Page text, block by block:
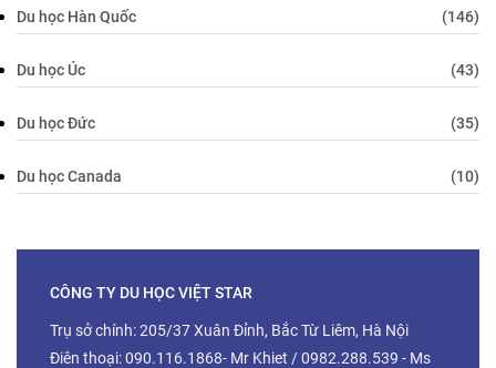
Du học Hàn Quốc (146)
Du học Úc (43)
Du học Đức (35)
Du học Canada (10)
CÔNG TY DU HỌC VIỆT STAR
Trụ sở chính: 205/37 Xuân Đỉnh, Bắc Từ Liêm, Hà Nội
Điên thoại: 090.116.1868- Mr Khiet / 0982.288.539 - Ms